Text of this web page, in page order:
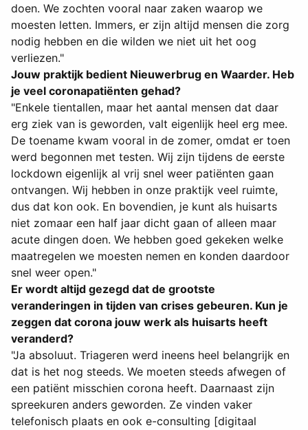
doen. We zochten vooral naar zaken waarop we
moesten letten. Immers, er zijn altijd mensen die zorg
nodig hebben en die wilden we niet uit het oog
verliezen."
Jouw praktijk bedient Nieuwerbrug en Waarder. Heb
je veel coronapatiënten gehad?
"Enkele tientallen, maar het aantal mensen dat daar
erg ziek van is geworden, valt eigenlijk heel erg mee.
De toename kwam vooral in de zomer, omdat er toen
werd begonnen met testen. Wij zijn tijdens de eerste
lockdown eigenlijk al vrij snel weer patiënten gaan
ontvangen. Wij hebben in onze praktijk veel ruimte,
dus dat kon ook. En bovendien, je kunt als huisarts
niet zomaar een half jaar dicht gaan of alleen maar
acute dingen doen. We hebben goed gekeken welke
maatregelen we moesten nemen en konden daardoor
snel weer open."
Er wordt altijd gezegd dat de grootste
veranderingen in tijden van crises gebeuren. Kun je
zeggen dat corona jouw werk als huisarts heeft
veranderd?
"Ja absoluut. Triageren werd ineens heel belangrijk en
dat is het nog steeds. We moeten steeds afwegen of
een patiënt misschien corona heeft. Daarnaast zijn
spreekuren anders geworden. Ze vinden vaker
telefonisch plaats en ook e-consulting [digitaal